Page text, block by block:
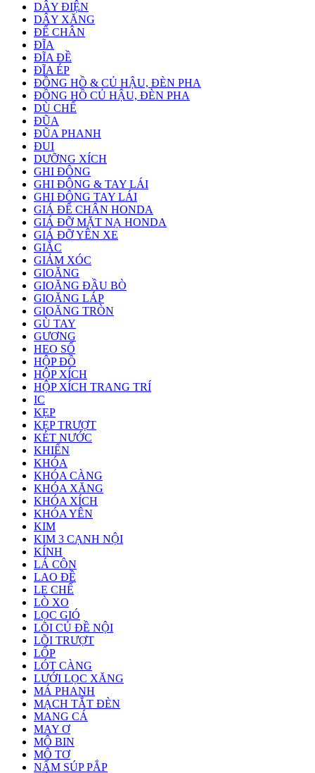
DÂY ĐIỆN
DÂY XĂNG
ĐỂ CHÂN
ĐĨA
ĐĨA ĐỀ
ĐĨA ÉP
ĐỒNG HỒ & CỦ HẬU, ĐÈN PHA
ĐỒNG HỒ CỦ HẬU, ĐÈN PHA
DÙ CHẾ
ĐŨA
ĐŨA PHANH
ĐUI
DƯỠNG XÍCH
GHI ĐÔNG
GHI ĐÔNG & TAY LÁI
GHI ĐÔNG TAY LÁI
GIÁ ĐỂ CHÂN HONDA
GIÁ ĐỠ MẶT NẠ HONDA
GIÁ ĐỠ YÊN XE
GIẮC
GIẢM XÓC
GIOĂNG
GIOĂNG ĐẦU BÒ
GIOĂNG LÁP
GIOĂNG TRÒN
GÙ TAY
GƯƠNG
HEO SỐ
HỘP ĐỒ
HỘP XÍCH
HỘP XÍCH TRANG TRÍ
IC
KẸP
KẸP TRƯỢT
KÉT NƯỚC
KHIỂN
KHÓA
KHÓA CÀNG
KHÓA XĂNG
KHÓA XÍCH
KHÓA YÊN
KIM
KIM 3 CẠNH NỘI
KÍNH
LÁ CÔN
LAO ĐỀ
LE CHẾ
LÒ XO
LỌC GIÓ
LÕI CỦ ĐỀ NỘI
LÕI TRƯỢT
LỐP
LÓT CÀNG
LƯỚI LỌC XĂNG
MÁ PHANH
MẠCH TẮT ĐÈN
MANG CÁ
MAY Ơ
MÔ BIN
MÔ TƠ
NẤM SÚP PẮP